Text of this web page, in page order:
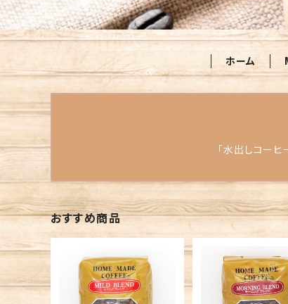
ホーム
「水出しコーヒ
おすすめ商品